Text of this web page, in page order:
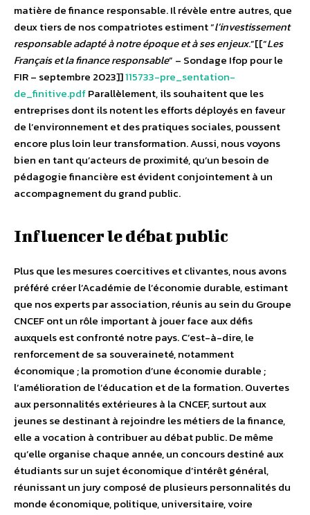
matière de finance responsable. Il révèle entre autres, que
deux tiers de nos compatriotes estiment “l’investissement
responsable adapté à notre époque et à ses enjeux.”[[“Les
Français et la finance responsable” – Sondage Ifop pour le
FIR – septembre 2023]]115733-pre_sentation-
de_finitive.pdfParallèlement, ils souhaitent que les
entreprises dont ils notent les efforts déployés en faveur
de l’environnement et des pratiques sociales, poussent
encore plus loin leur transformation. Aussi, nous voyons
bien en tant qu’acteurs de proximité, qu’un besoin de
pédagogie financière est évident conjointement à un
accompagnement du grand public.
Influencer le débat public
Plus que les mesures coercitives et clivantes, nous avons
préféré créer l’Académie de l’économie durable, estimant
que nos experts par association, réunis au sein du Groupe
CNCEF ont un rôle important à jouer face aux défis
auxquels est confronté notre pays. C’est-à-dire, le
renforcement de sa souveraineté, notamment
économique ; la promotion d’une économie durable ;
l’amélioration de l’éducation et de la formation. Ouvertes
aux personnalités extérieures à la CNCEF, surtout aux
jeunes se destinant à rejoindre les métiers de la finance,
elle a vocation à contribuer au débat public. De même
qu’elle organise chaque année, un concours destiné aux
étudiants sur un sujet économique d’intérêt général,
réunissant un jury composé de plusieurs personnalités du
monde économique, politique, universitaire, voire